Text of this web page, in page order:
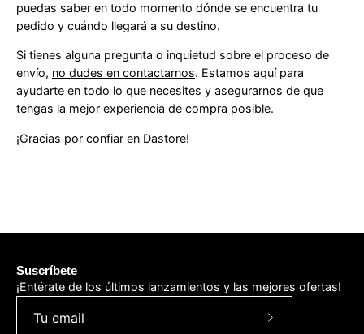
puedas saber en todo momento dónde se encuentra tu
pedido y cuándo llegará a su destino.
Si tienes alguna pregunta o inquietud sobre el proceso de
envío, no dudes en contactarnos. Estamos aquí para
ayudarte en todo lo que necesites y asegurarnos de que
tengas la mejor experiencia de compra posible.
¡Gracias por confiar en Dastore!
Suscríbete
¡Entérate de los últimos lanzamientos y las mejores ofertas!